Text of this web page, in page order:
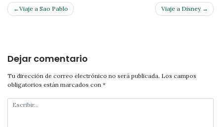
Navegación
Viaje a Sao Pablo Viaje a Disney
Dejar comentario
Tu dirección de correo electrónico no será publicada. Los campos
obligatorios están marcados con *